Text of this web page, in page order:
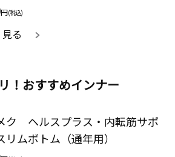
円(税込)
る
！おすすめインナー
ク ヘルスプラス・内転筋サポ
リムボトム（通年用）